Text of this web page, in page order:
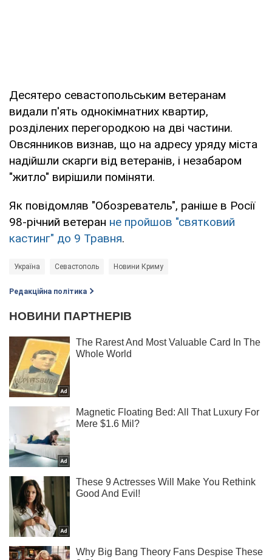
Десятеро севастопольським ветеранам
видали п'ять однокімнатних квартир,
розділених перегородкою на дві частини.
Овсянников визнав, що на адресу уряду міста
надійшли скарги від ветеранів, і незабаром
"житло" вирішили поміняти.
Як повідомляв "Обозреватель", раніше в Росії
98-річний ветеран не пройшов "святковий
кастинг" до 9 Травня.
Україна Севастополь Новини Криму
Редакційна політика